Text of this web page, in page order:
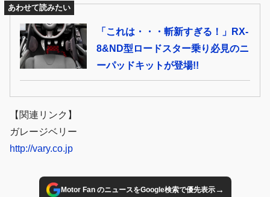
あわせて読みたい
「これは・・・斬新すぎる！」RX-
8&ND型ロードスター乗り必見のニ
ーパッドキットが登場!!
【関連リンク】
ガレージベリー
http://vary.co.jp
Motor Fan のニュースをGoogle検索で優先表示→